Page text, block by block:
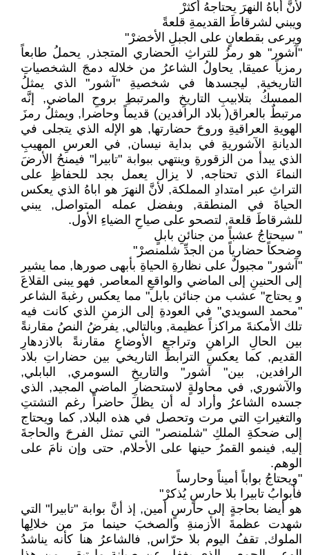
لأنَّ أباهُ النهرَ يحتاجهُ أكثرْ
ويبني لشرقاطَ القديمةِ قلعةً
ويرعى بقطعانٍ على الجبلِ الأخضرْ"
"آشور" هو رمزُ للتراثِ الحضاري المتجذر, يحملُ طابعاً
رمزياً عميقا, يحاولُ الشاعرُ من خلاله دمجَ الشخصياتِ
التاريخية, ليجسدها في شخصيةِ "آشور" الذي يمثلُ
الممسكُ بتلابيبِ التاريخِ والمرتبطِ بروحِ الماضي, إنَّه
مرتبطٌ بالعراق( بلاد الرافدين) قديماً وحاضرا, ويمثلُ رمزَ
الهويةِ العراقيةِ وروحَ حضارتها, هو الإله الذي يتجلى في
الديانةِ الآشوريةِ في بداية نيسان, في العرسِ المهيبِ
الذي يبدأ من الزقورةِ وينتهي ببوابة "تابيرا" فيمنحُ الأرضَ
النماءَ الذي تحتاجه, لا يزال يعمل بجد للحفاظِ على
التراثِ عبر امتدادِ المملكة, لأنَّ النهرَ هو اباهُ الذي يعكس
الحياةَ في المنطقة, وبفضل عمله المتواصل, يبني
للشرقاطَ قلعة, لتصحو على صياحِ الضياءِ الأول.
" سيحتاجُ عشباً من جنائنِ بابلٍ
وضحكاً حضارياً من الجدِّ شلمنصرْ"
"آشور" مجبولٌ على نظارةِ الحياةِ بأبهى صورها, مما يشير
إلى الحنينِ إلى الماضي والواقعِ المعاصر, فهو يبنى القلاعَ
و يحتاج" عشب من جنائن بابل" مما يعكس رغبةَ الشاعر
"محمد السويدي" في العودةِ إلى الزمنِ الذي كانت فيه
تلك الأمكنةَ مراكزاً عظيمة, وبالتالي, يفرضُ النصُ مقارنةً
بين الحالِ الراهنِ وتراجع الأوضاعِ مقارنةً بالازدهارِ
القديم, كما يعكس الترابطَ التاريخي بين حضاراتِ بلاد
الرافدين, بين" آشور" والتاريخِ السومري, البابلي,
والآشوري, في محاولةٍ لاستحضارِ الماضي المجيد, الذي
جسده الشاعرُ وأراد له أن يظلَ حاضراً رغم التشتتِ
والتغيراتِ التي مرت وتحصل في هذه البلاد, كما ويحتاج
إلى ضحكةِ الملكِ "شلمنصر" التي تمثل الفرحَ والحاجةَ
إليه, فينمو القمرُ حينها على الأحلام, حتى وإن نامَ على
الوهم.
"ويحتاجُ بواباً أميناً وحارساً
فأبوابُ تابيرا بلا حارسٍ يُذكرْ"
هو أيضا بحاجةٍ إلى حارسٍ أمين, إذ أنَّ بوابة "تابيرا" التي
شهدت عظمةَ الأزمنةِ والصخبَ حينما مرَ من خلالِها
الملوك, تقفُ اليوم بلا حرّاس, فالشاعرُ هنا كأنه يناشدُ